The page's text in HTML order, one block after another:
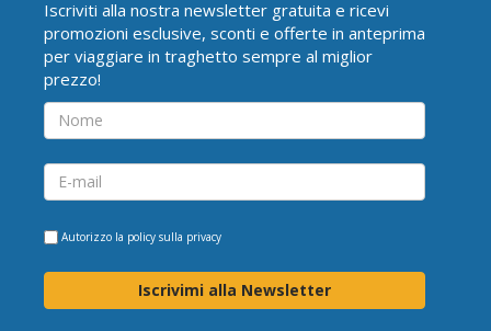
Iscriviti alla nostra newsletter gratuita e ricevi
promozioni esclusive, sconti e offerte in anteprima
per viaggiare in traghetto sempre al miglior
prezzo!
Autorizzo la policy sulla privacy
Iscrivimi alla Newsletter